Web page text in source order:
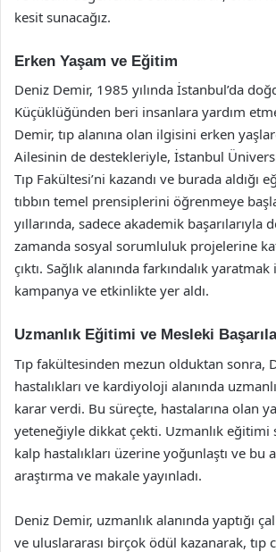
kesit sunacağız.
Erken Yaşam ve Eğitim
Deniz Demir, 1985 yılında İstanbul’da
Küçüklüğünden beri insanlara yardım
Demir, tıp alanına olan ilgisini erken
Ailesinin de destekleriyle, İstanbul
Tıp Fakültesi’ni kazandı ve burada aldığı
tıbbın temel prensiplerini öğrenmeye
yıllarında, sadece akademik başarılarıyla
zamanda sosyal sorumluluk projelerine
çıktı. Sağlık alanında farkındalık
kampanya ve etkinlikte yer aldı.
Uzmanlık Eğitimi ve Mesleki
Tıp fakültesinden mezun olduktan sonra,
hastalıkları ve kardiyoloji alanında
karar verdi. Bu süreçte, hastalarına olan
yeteneğiyle dikkat çekti. Uzmanlık eğitimi
kalp hastalıkları üzerine yoğunlaştı ve bu
araştırma ve makale yayınladı.
Deniz Demir, uzmanlık alanında yaptığı
ve uluslararası birçok ödül kazanarak, tıp